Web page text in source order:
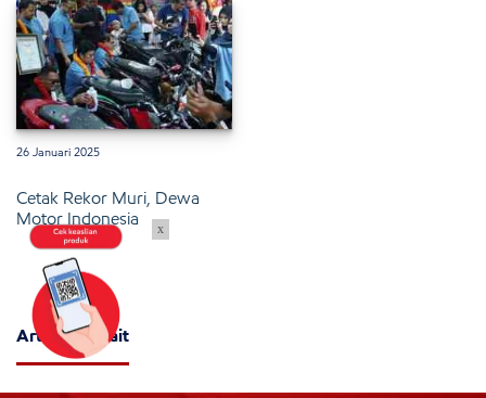
26 Januari 2025
Cetak Rekor Muri, Dewa
Motor Indonesia
Artikel Terkait
x